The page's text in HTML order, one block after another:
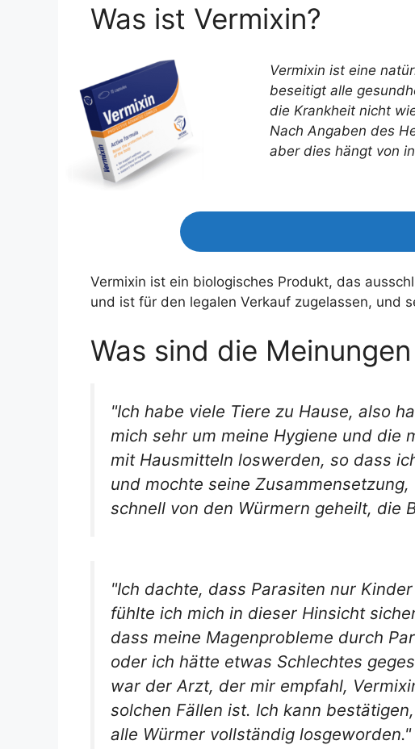
Was ist Vermixin?
Vermixin ist eine
beseitigt alle
die Krankheit nicht
Nach Angaben des
aber dies hängt von
Vermixin ist ein biologisches Produkt, das
und ist für den legalen Verkauf zugelassen, und
Was sind die
"Ich habe viele Tiere zu Hause, also
mich sehr um meine Hygiene und die
mit Hausmitteln loswerden, so dass
und mochte seine
schnell von den Würmern geheilt, die
"Ich dachte, dass Parasiten nur
fühlte ich mich in dieser Hinsicht
dass meine Magenprobleme durch
oder ich hätte etwas Schlechtes
war der Arzt, der mir empfahl,
solchen Fällen ist. Ich kann
alle Würmer vollständig